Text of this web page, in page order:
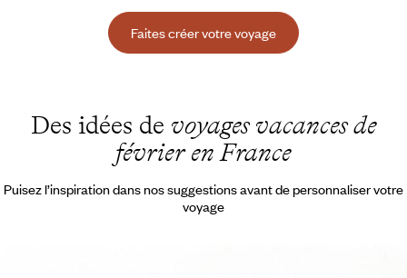
Faites créer votre voyage
Des idées de voyages vacances de
février en France
Puisez l’inspiration dans nos suggestions avant de personnaliser votre
voyage